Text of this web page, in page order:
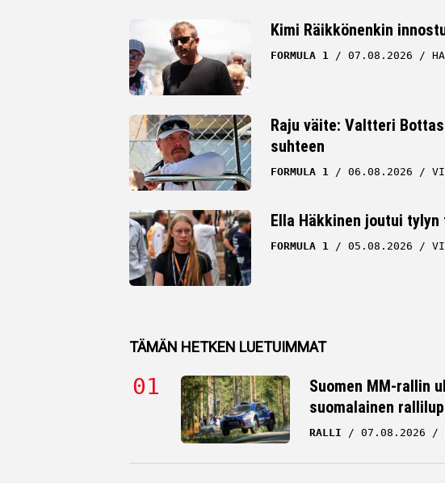
Twitter
Whatsapp
Kimi Räikkönenkin
FORMULA 1 07.08.2026
Raju väite: Valtteri
suhteen
FORMULA 1 06.08.2026
Ella Häkkinen joutui
FORMULA 1 05.08.2026
TÄMÄN HETKEN LUETUIMMAT
Suomen MM-rallin
suomalainen
RALLI 07.08.2026